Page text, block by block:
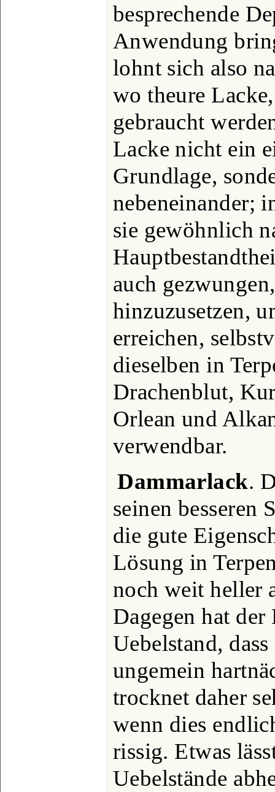
besprechende
Anwendung
lohnt sich also
wo theure
gebraucht
Lacke nicht ein
Grundlage,
nebeneinander;
sie gewöhnlich
auch
hinzuzusetzen,
erreichen,
dieselben in
Drachenblut,
Orlean und
verwendbar.
Dammarlack.
seinen besseren
die gute
Lösung in
noch weit heller
Dagegen hat
Uebelstand,
ungemein
trocknet daher
wenn dies
rissig. Etwas
Uebelstände